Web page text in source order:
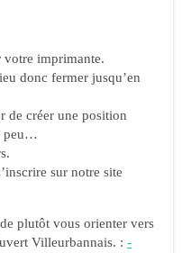
votre imprimante.
donc fermer jusqu’en
de créer une position
peu…
sur notre site
plutôt vous orienter vers
Villeurbannais. : -